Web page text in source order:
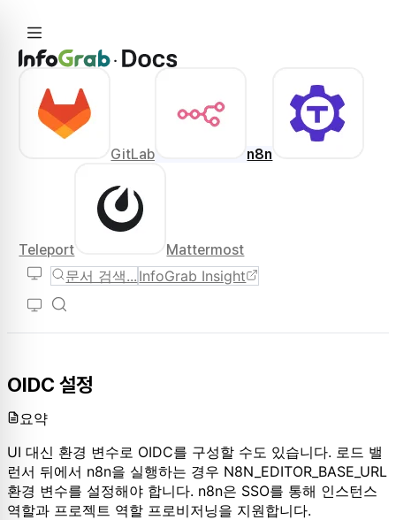
GitLab n8n
Teleport Mattermost
문서 검색... InfoGrab Insight
OIDC 설정
요약
UI 대신 환경 변수로 OIDC를 구성할 수도 있습니다. 로드 밸
런서 뒤에서 n8n을 실행하는 경우 N8N_EDITOR_BASE_URL
환경 변수를 설정해야 합니다. n8n은 SSO를 통해 인스턴스
역할과 프로젝트 역할 프로비저닝을 지원합니다.